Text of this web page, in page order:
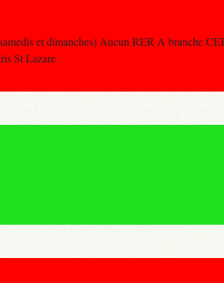
et dimanches) Aucun RER A branche
St Lazare